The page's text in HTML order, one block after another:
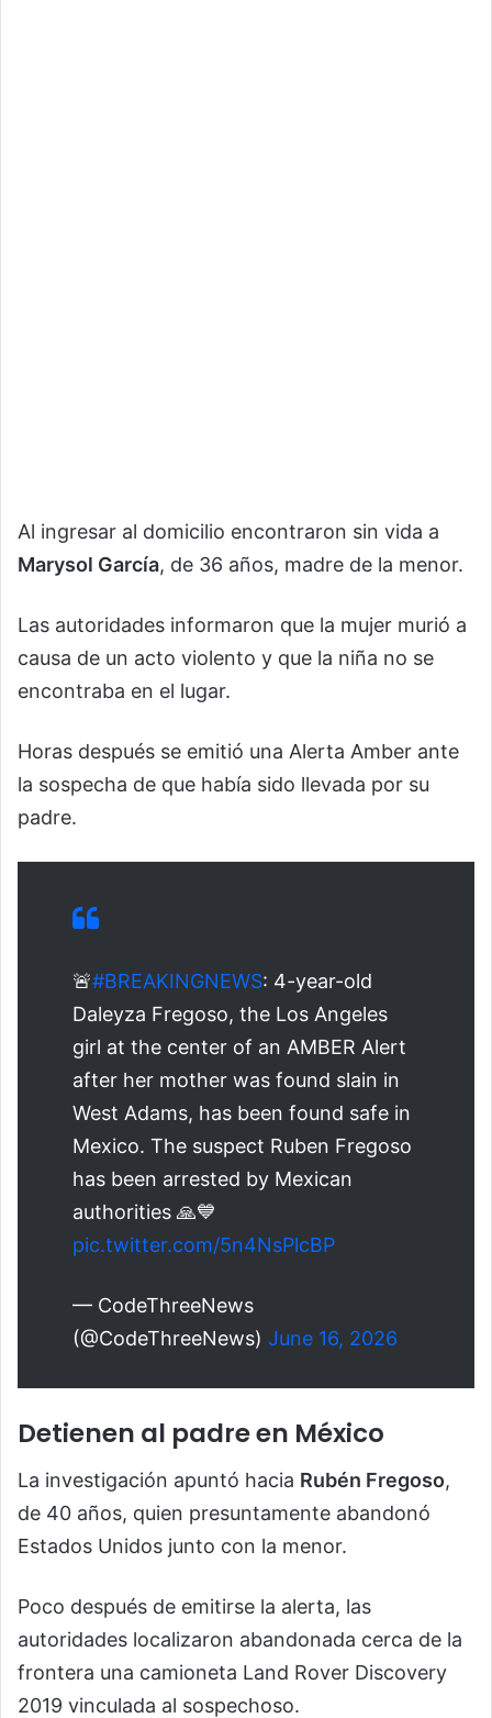
Al ingresar al domicilio encontraron sin vida a
Marysol García, de 36 años, madre de la menor.
Las autoridades informaron que la mujer murió a
causa de un acto violento y que la niña no se
encontraba en el lugar.
Horas después se emitió una Alerta Amber ante
la sospecha de que había sido llevada por su
padre.
🚨#BREAKINGNEWS: 4-year-old
Daleyza Fregoso, the Los Angeles
girl at the center of an AMBER Alert
after her mother was found slain in
West Adams, has been found safe in
Mexico. The suspect Ruben Fregoso
has been arrested by Mexican
authorities 🙏💙
pic.twitter.com/5n4NsPlcBP
— CodeThreeNews
(@CodeThreeNews) June 16, 2026
Detienen al padre en México
La investigación apuntó hacia Rubén Fregoso,
de 40 años, quien presuntamente abandonó
Estados Unidos junto con la menor.
Poco después de emitirse la alerta, las
autoridades localizaron abandonada cerca de la
frontera una camioneta Land Rover Discovery
2019 vinculada al sospechoso.